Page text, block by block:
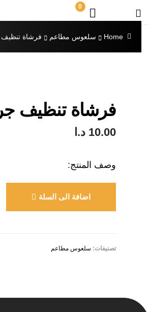
0
Home سلعوس مطاعم فرشاة
فرشاة تنظيف
10.00 د.ا
وصف المنتج:
اضافة الى السلة
تصنيفات: سلعوس مطاعم